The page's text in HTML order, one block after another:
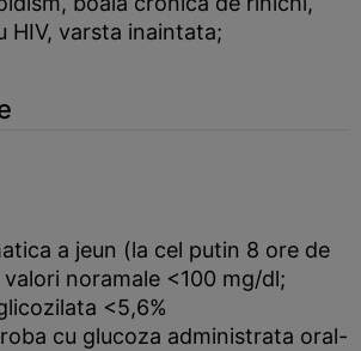
HIV, varsta inaintata;
a jeun (la cel putin 8 ore de
noramale <100 mg/dl;
<5,6%
cu glucoza administrata oral-